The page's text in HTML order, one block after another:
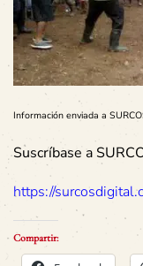
Información enviada a
Suscríbase a
https://
Compartir: